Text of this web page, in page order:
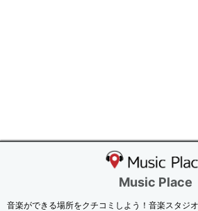
Music Place
音楽ができる場所をクチコミしよう！音楽スタジ